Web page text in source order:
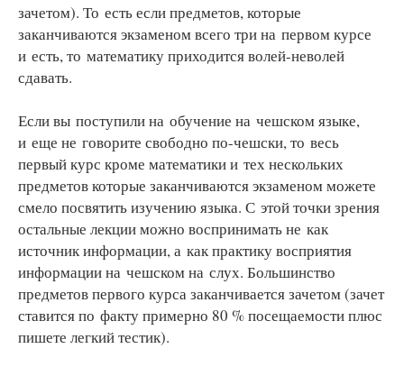
зачетом). То есть если предметов, которые
заканчиваются экзаменом всего три на первом курсе
и есть, то математику приходится волей-неволей
сдавать.
Если вы поступили на обучение на чешском языке,
и еще не говорите свободно по-чешски, то весь
первый курс кроме математики и тех нескольких
предметов которые заканчиваются экзаменом можете
смело посвятить изучению языка. С этой точки зрения
остальные лекции можно воспринимать не как
источник информации, а как практику восприятия
информации на чешском на слух. Большинство
предметов первого курса заканчивается зачетом (зачет
ставится по факту примерно 80 % посещаемости плюс
пишете легкий тестик).